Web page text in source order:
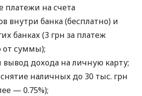
платежи на счета
внутри банка (бесплатно) и
банках (3 грн за платеж
от суммы);
дохода на личную карту;
наличных до 30 тыс. грн
— 0.75%);